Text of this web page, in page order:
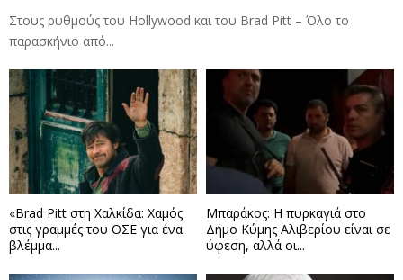
Στους ρυθμούς του Hollywood και του Brad Pitt – Όλο το
παρασκήνιο από...
«Brad Pitt στη Χαλκίδα: Χαμός
στις γραμμές του ΟΣΕ για ένα
βλέμμα...
Μπαράκος: Η πυρκαγιά στο
Δήμο Κύμης Αλιβερίου είναι σε
ύφεση, αλλά οι...